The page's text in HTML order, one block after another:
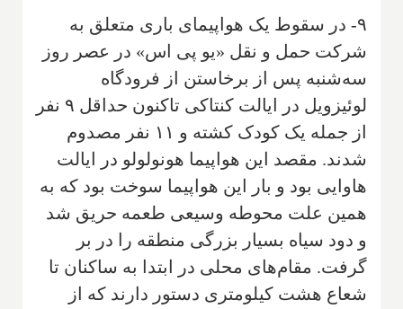
۹- در سقوط یک هواپیمای باری متعلق به
شرکت حمل و نقل «یو پی اس» در عصر روز
سه‌شنبه پس از برخاستن از فرودگاه
لوئیزویل در ایالت کنتاکی تاکنون حداقل ۹ نفر
از جمله یک کودک کشته و ۱۱ نفر مصدوم
شدند. مقصد این هواپیما هونولولو در ایالت
هاوایی بود و بار این هواپیما سوخت بود که به
همین علت محوطه وسیعی طعمه حریق شد
و دود سیاه بسیار بزرگی منطقه را در بر
گرفت. مقام‌های محلی در ابتدا به ساکنان تا
شعاع هشت کیلومتری دستور دارند که از